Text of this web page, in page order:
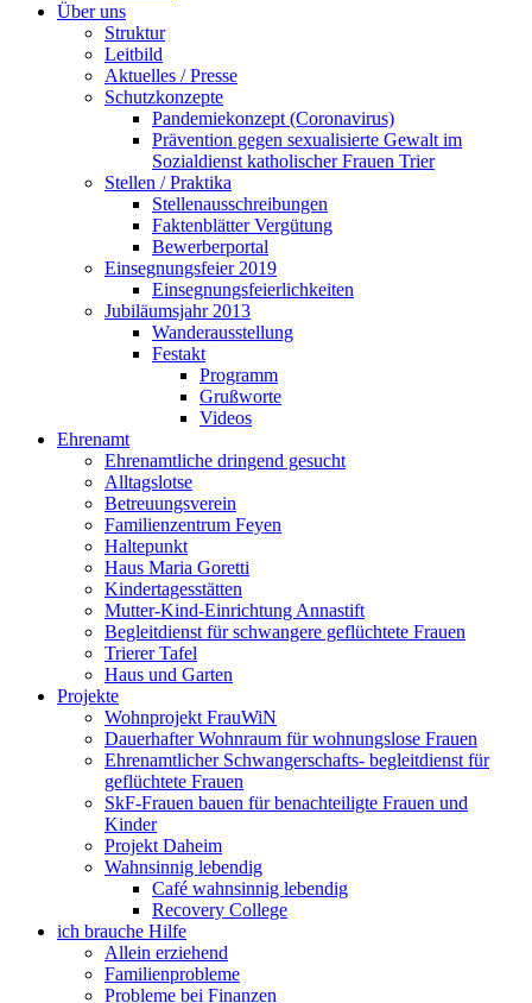
Über uns
Struktur
Leitbild
Aktuelles / Presse
Schutzkonzepte
Pandemiekonzept (Coronavirus)
Prävention gegen sexualisierte Gewalt im
Sozialdienst katholischer Frauen Trier
Stellen / Praktika
Stellenausschreibungen
Faktenblätter Vergütung
Bewerberportal
Einsegnungsfeier 2019
Einsegnungsfeierlichkeiten
Jubiläumsjahr 2013
Wanderausstellung
Festakt
Programm
Grußworte
Videos
Ehrenamt
Ehrenamtliche dringend gesucht
Alltagslotse
Betreuungsverein
Familienzentrum Feyen
Haltepunkt
Haus Maria Goretti
Kindertagesstätten
Mutter-Kind-Einrichtung Annastift
Begleitdienst für schwangere geflüchtete Frauen
Trierer Tafel
Haus und Garten
Projekte
Wohnprojekt FrauWiN
Dauerhafter Wohnraum für wohnungslose Frauen
Ehrenamtlicher Schwangerschafts- begleitdienst für
geflüchtete Frauen
SkF-Frauen bauen für benachteiligte Frauen und
Kinder
Projekt Daheim
Wahnsinnig lebendig
Café wahnsinnig lebendig
Recovery College
ich brauche Hilfe
Allein erziehend
Familienprobleme
Probleme bei Finanzen